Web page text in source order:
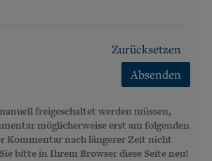
Zurücksetzen
Absenden
freigeschaltet werden müssen,
möglicherweise erst am folgenden
Kommentar nach längerer Zeit nicht
bitte in Ihrem Browser diese Seite neu!